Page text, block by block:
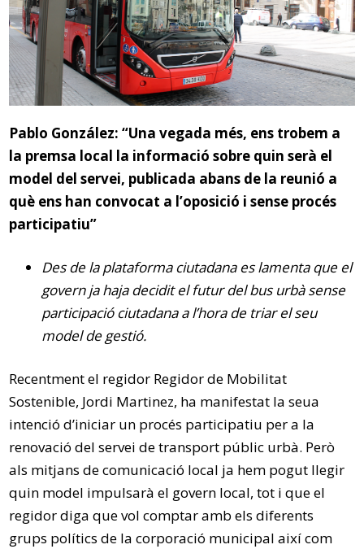
Pablo González: “Una vegada més, ens trobem a
la premsa local la informació sobre quin serà el
model del servei, publicada abans de la reunió a
què ens han convocat a l’oposició i sense procés
participatiu”
Des de la plataforma ciutadana es lamenta que el
govern ja haja decidit el futur del bus urbà sense
participació ciutadana a l’hora de triar el seu
model de gestió.
Recentment el regidor Regidor de Mobilitat
Sostenible, Jordi Martinez, ha manifestat la seua
intenció d’iniciar un procés participatiu per a la
renovació del servei de transport públic urbà. Però
als mitjans de comunicació local ja hem pogut llegir
quin model impulsarà el govern local, tot i que el
regidor diga que vol comptar amb els diferents
grups polítics de la corporació municipal així com